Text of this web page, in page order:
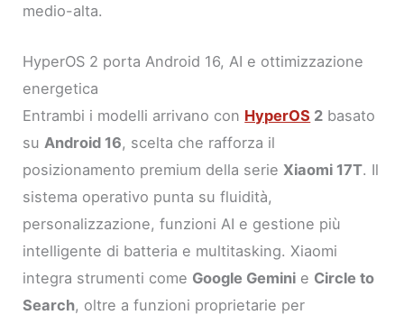
medio-alta.
HyperOS 2 porta Android 16, AI e ottimizzazione
energetica
Entrambi i modelli arrivano con HyperOS 2 basato
su Android 16, scelta che rafforza il
posizionamento premium della serie Xiaomi 17T. Il
sistema operativo punta su fluidità,
personalizzazione, funzioni AI e gestione più
intelligente di batteria e multitasking. Xiaomi
integra strumenti come Google Gemini e Circle to
Search, oltre a funzioni proprietarie per